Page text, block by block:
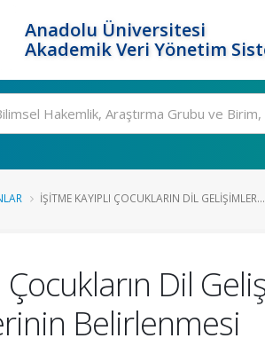
Anadolu Üniversitesi
Akademik Veri Yönetim
İŞITME KAYIPLI ÇOCUKLARIN DIL GELIŞIMLER...
Çocukların Dil
Belirlenmesi